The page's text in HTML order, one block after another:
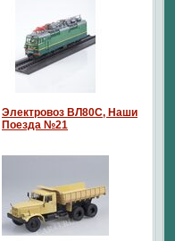
Электровоз ВЛ80С, Наши
Поезда №21